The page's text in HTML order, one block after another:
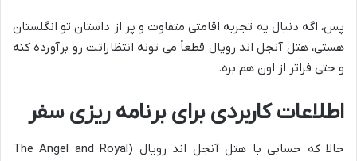
پس، اگه دنبال یه تجربه اقامتی متفاوت و پر از داستان تو انگلستان
هستی، هتل آنجل اند رویال قطعاً می تونه انتظاراتت رو برآورده کنه
و حتی فراتر از اون هم بره.
اطلاعات کاربردی برای برنامه ریزی سفر
حالا که حسابی با هتل آنجل اند رویال (The Angel and Royal